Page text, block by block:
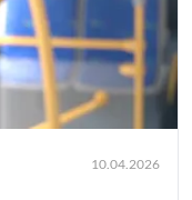
10.04.2026